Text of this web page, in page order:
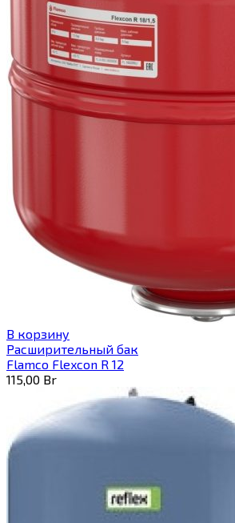
В корзину
Расширительный бак
Flamco Flexcon R 12
115,00 Br